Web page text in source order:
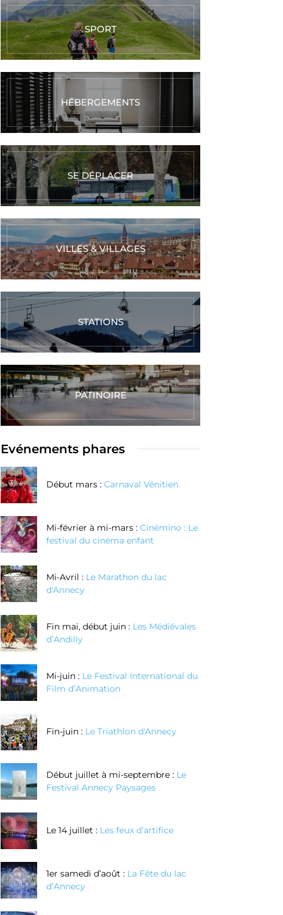
Réalisez vos
couteaux au
choix grâce à la
technique de
l'enlèvement de
matière
Réserver
Maintenant
argent texturé
Maintenant
SPORT
HÉBERGEMENTS
SE DÉPLACER
VILLES & VILLAGES
STATIONS
PATINOIRE
Evénements phares
Début mars : Carnaval Vénitien
Mi-février à mi-mars : Cinémino : Le
festival du cinéma enfant
Mi-Avril : Le Marathon du lac
d'Annecy
Fin mai, début juin : Les Médiévales
d’Andilly
Mi-juin : Le Festival International du
Film d’Animation
Fin-juin : Le Triathlon d'Annecy
Début juillet à mi-septembre : Le
Festival Annecy Paysages
Le 14 juillet : Les feux d’artifice
1er samedi d’août : La Fête du lac
d’Annecy